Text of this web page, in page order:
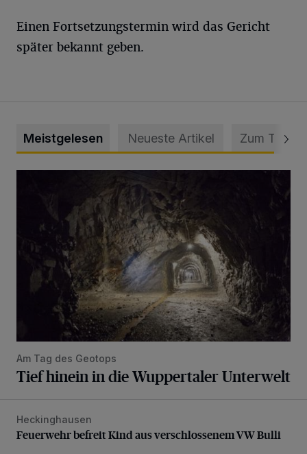
Einen Fortsetzungstermin wird das Gericht
später bekannt geben.
Meistgelesen Neueste Artikel Zum Thema
Am Tag des Geotops
Tief hinein in die Wuppertaler Unterwelt
Feuerwehr befreit Kind aus verschlossenem VW Bulli
Heckinghausen
Feuerwehr befreit Kind aus verschlossenem VW Bulli